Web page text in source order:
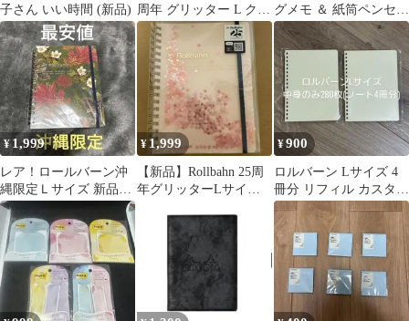
子さん いい時間 (新品) 周年 グリッター L クリ
ーム
グメモ ＆ 紙筒ペンセッ
ト
¥ 1,999
レア！ロールバーン沖
縄限定Ｌサイズ 新品未
開封品。
¥1,999
【新品】Rollbahn 25周
年グリッターLサイズ
ニックス
¥900
ロルバーン Lサイズ 4
冊分 リフィル カスタマ
イズ